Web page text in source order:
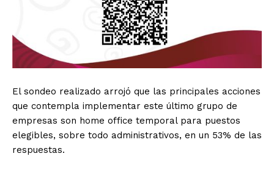
El sondeo realizado arrojó que las principales acciones
que contempla implementar este último grupo de
empresas son home office temporal para puestos
elegibles, sobre todo administrativos, en un 53% de las
respuestas.